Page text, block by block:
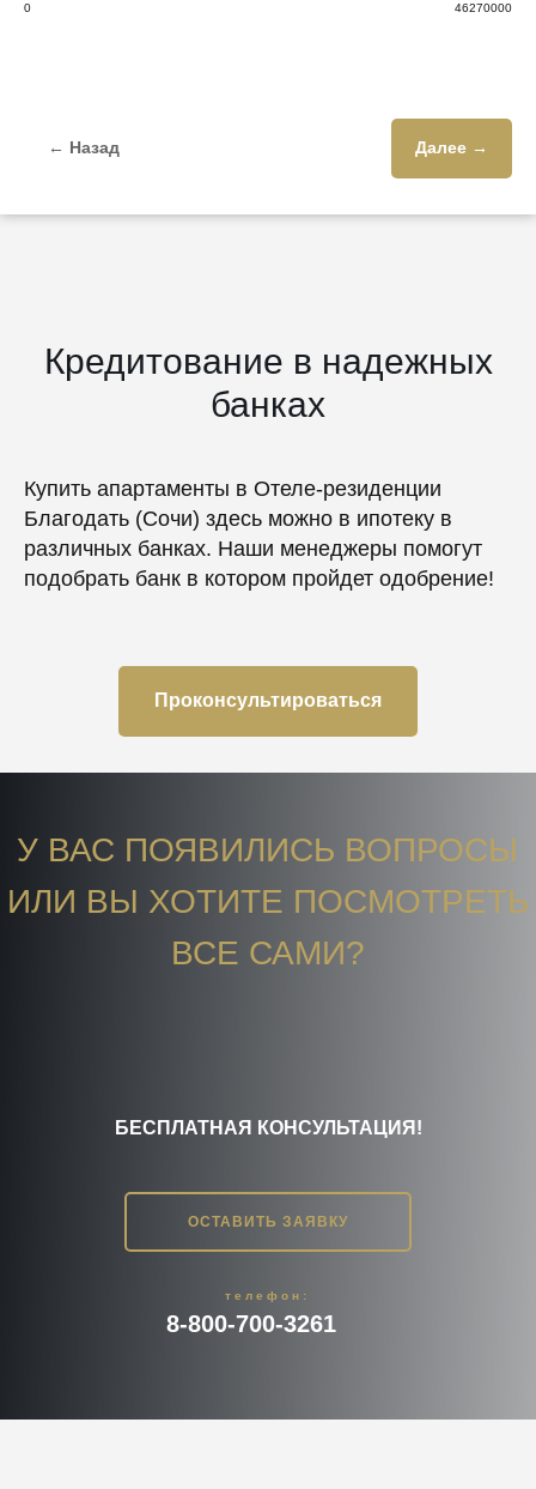
0 46270000
← Назад Далее →
Кредитование в надежных
банках
Купить апартаменты в Отеле-резиденции
Благодать (Сочи) здесь можно в ипотеку в
различных банках. Наши менеджеры помогут
подобрать банк в котором пройдет одобрение!
Проконсультироваться
8-800-700-3261
телефон:
У ВАС ПОЯВИЛИСЬ ВОПРОСЫ
ИЛИ ВЫ ХОТИТЕ ПОСМОТРЕТЬ
ВСЕ САМИ?
БЕСПЛАТНАЯ КОНСУЛЬТАЦИЯ!
ОСТАВИТЬ ЗАЯВКУ